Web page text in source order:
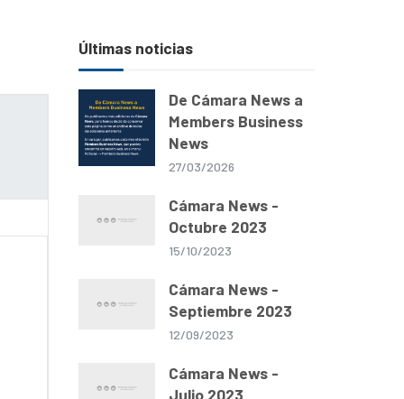
Últimas noticias
De Cámara News a
Members Business
News
27/03/2026
Cámara News -
Octubre 2023
15/10/2023
Cámara News -
Septiembre 2023
12/09/2023
Cámara News -
Julio 2023